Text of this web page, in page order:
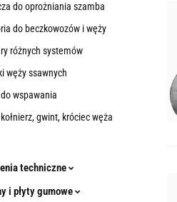
do oprożniania szamba
do beczkowozów i węży
różnych systemów
węży ssawnych
do wspawania
gwint, króciec węża
techniczne
i płyty gumowe